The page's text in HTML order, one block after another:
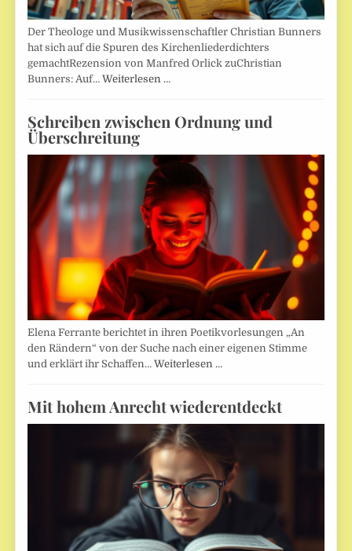
Der Theologe und Musikwissenschaftler Christian Bunners
hat sich auf die Spuren des Kirchenliederdichters
gemachtRezension von Manfred Orlick zuChristian
Bunners: Auf…Weiterlesen …
Schreiben zwischen Ordnung und
Überschreitung
Elena Ferrante berichtet in ihren Poetikvorlesungen „An
den Rändern“ von der Suche nach einer eigenen Stimme
und erklärt ihr Schaffen…Weiterlesen …
Mit hohem Anrecht wiederentdeckt